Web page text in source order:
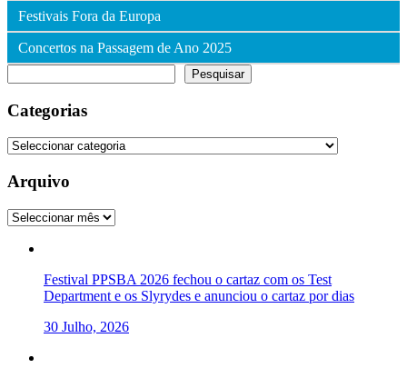
Festivais Fora da Europa
Concertos na Passagem de Ano 2025
Pesquisar
Categorias
Categorias
Arquivo
Arquivo
Festival PPSBA 2026 fechou o cartaz com os Test
Department e os Slyrydes e anunciou o cartaz por dias
30 Julho, 2026